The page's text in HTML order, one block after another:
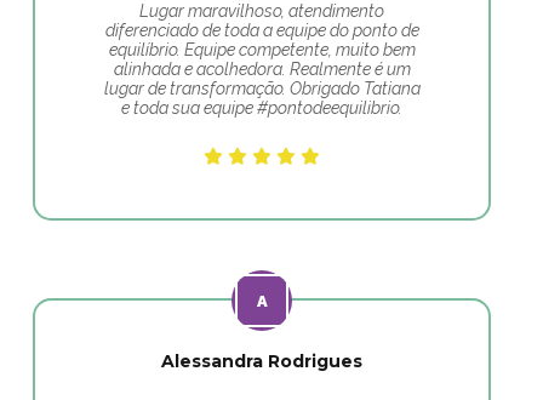
Lugar maravilhoso, atendimento
diferenciado de toda a equipe do ponto de
equilíbrio. Equipe competente, muito bem
alinhada e acolhedora. Realmente é um
lugar de transformação. Obrigado Tatiana
e toda sua equipe #pontodeequilibrio.
Alessandra Rodrigues